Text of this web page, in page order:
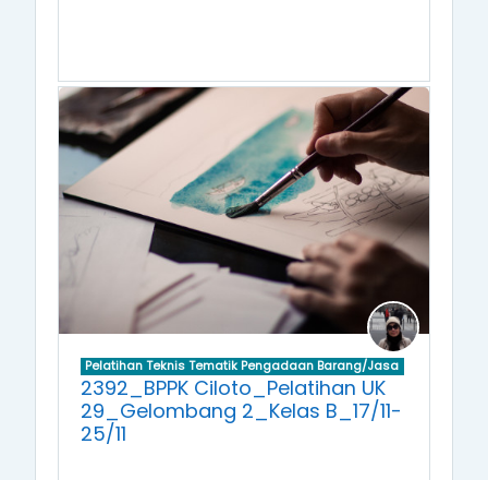
Pelatihan Teknis Tematik Pengadaan Barang/Jasa
2392_BPPK Ciloto_Pelatihan UK
29_Gelombang 2_Kelas B_17/11-
25/11